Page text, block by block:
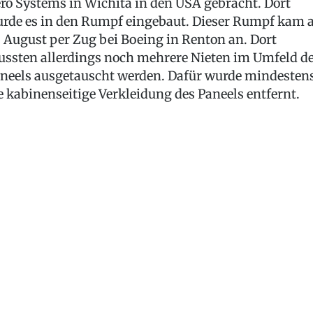
Systems in Wichita in den USA gebracht. Dort
es in den Rumpf eingebaut. Dieser Rumpf kam
August per Zug bei Boeing in Renton an. Dort
allerdings noch mehrere Nieten im Umfeld
ausgetauscht werden. Dafür wurde
kabinenseitige Verkleidung des Paneels entfernt.